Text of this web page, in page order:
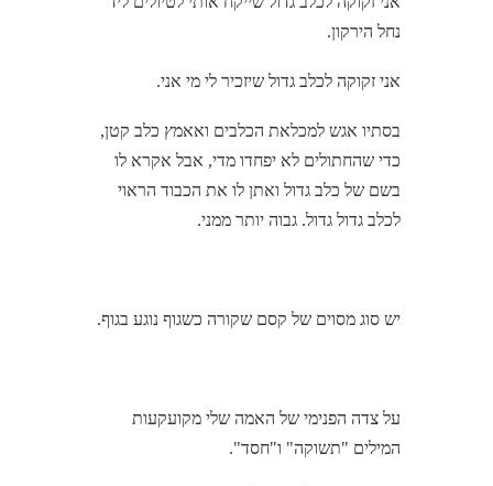
נחל הירקון.
אני זקוקה לכלב גדול שיזכיר לי מי אני.
בסתיו אגש למכלאת הכלבים ואאמץ כלב קטן,
כדי שהחתולים לא יפחדו מדי, אבל אקרא לו
בשם של כלב גדול ואתן לו את הכבוד הראוי
לכלב גדול גדול. גבוה יותר ממני.
יש סוג מסוים של קסם שקורה כשגוף נוגע בגוף.
על צדה הפנימי של האמה שלי מקועקעות
המילים "תשוקה" ו"חסד".